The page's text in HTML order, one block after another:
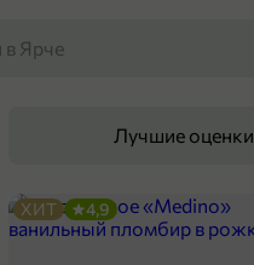
Лучшие оценки
ХИТ 4,9